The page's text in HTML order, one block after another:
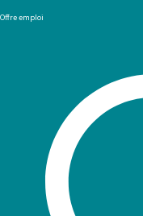
Offre emploi